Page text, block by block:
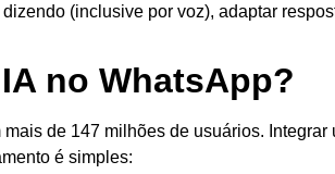
(inclusive por voz), adaptar
no WhatsApp?
de 147 milhões de usuários.
é simples: